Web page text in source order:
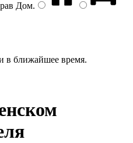
Дом.
в ближайшее время.